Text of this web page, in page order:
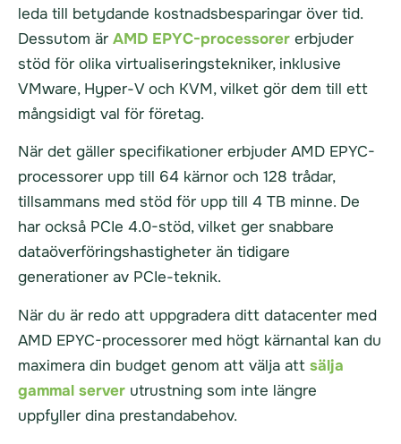
leda till betydande kostnadsbesparingar över tid.
Dessutom är AMD EPYC-processorer erbjuder
stöd för olika virtualiseringstekniker, inklusive
VMware, Hyper-V och KVM, vilket gör dem till ett
mångsidigt val för företag.
När det gäller specifikationer erbjuder AMD EPYC-
processorer upp till 64 kärnor och 128 trådar,
tillsammans med stöd för upp till 4 TB minne. De
har också PCIe 4.0-stöd, vilket ger snabbare
dataöverföringshastigheter än tidigare
generationer av PCIe-teknik.
När du är redo att uppgradera ditt datacenter med
AMD EPYC-processorer med högt kärnantal kan du
maximera din budget genom att välja att sälja
gammal server utrustning som inte längre
uppfyller dina prestandabehov.